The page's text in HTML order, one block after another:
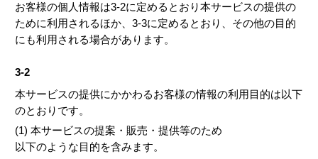
お客様の個人情報は3-2に定めるとおり本サービスの提供の
ために利用されるほか、3-3に定めるとおり、その他の目的
にも利用される場合があります。
3-2
本サービスの提供にかかわるお客様の情報の利用目的は以下
のとおりです。
(1) 本サービスの提案・販売・提供等のため
以下のような目的を含みます。